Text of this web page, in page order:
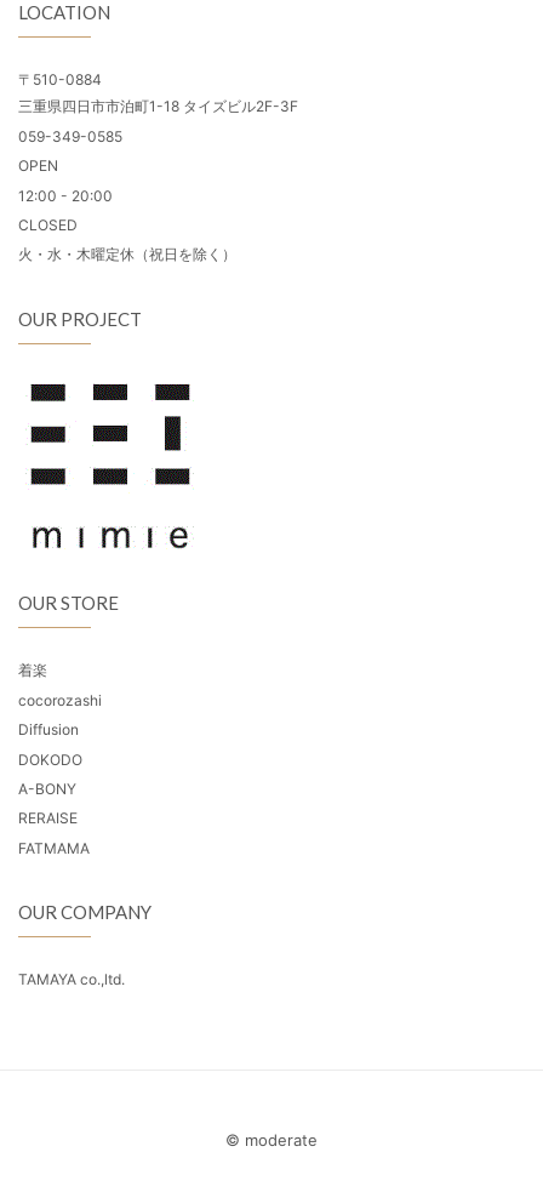
LOCATION
〒510-0884
三重県四日市市泊町1-18 タイズビル2F-3F
059-349-0585
OPEN
12:00 - 20:00
CLOSED
火・水・木曜定休（祝日を除く）
OUR PROJECT
OUR STORE
着楽
cocorozashi
Diffusion
DOKODO
A-BONY
RERAISE
FATMAMA
OUR COMPANY
TAMAYA co.,ltd.
© moderate